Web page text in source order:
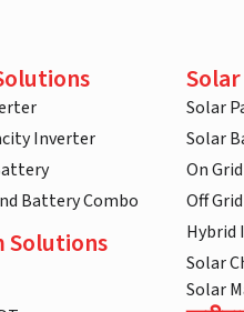
Inverter
Battery Combo
Solutions
Solar
Solar
On
Off
Hybrid
Solar
Solar